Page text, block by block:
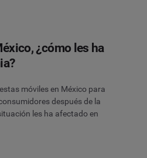
¿cómo les ha
móviles en México para
después de la
les ha afectado en